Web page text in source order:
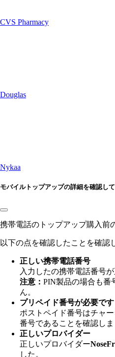
CVS Pharmacy
Douglas
Nykaa
モバイルトップアップの詳細を確認し
携帯電話のトップアップ購入前
以下の点を確認したことを確認
正しい携帯電話番号
入力したの携帯電話番号
注意： PIN製品の場合も番
ん。
プリペイド番号が必要です
ポストペイド番号はチャ
番号であることを確認しま
正しいプロバイダー
正しいプロバイダー
した。